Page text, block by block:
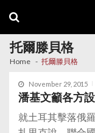
navigation
content
托爾滕貝格
Home 托爾滕貝格
November 29, 2015
潘基文籲各方
就土耳其擊落俄